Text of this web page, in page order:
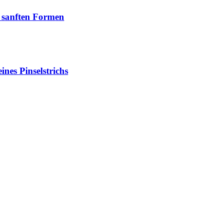
Formen
Pinselstrichs